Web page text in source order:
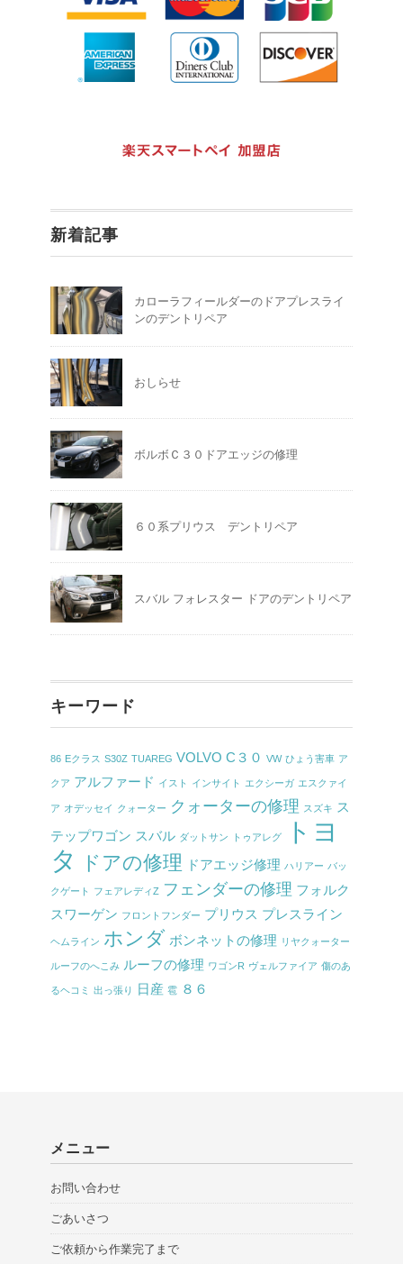
新着記事
カローラフィールダーのドアプレスライ
ンのデントリペア
おしらせ
ボルボＣ３０ドアエッジの修理
６０系プリウス デントリペア
スバル フォレスター ドアのデントリペア
キーワード
86 Eクラス S30Z TUAREG VOLVO C３０ VW ひょう害車 ア
クア アルファード イスト インサイト エクシーガ エスクァイ
ア オデッセイ クォーター クォーターの修理 スズキ ス
テップワゴン スバル ダットサン トゥアレグ
トヨ
タ
ドアの修理 ドアエッジ修理 ハリアー バッ
クゲート フェアレディZ フェンダーの修理 フォルク
スワーゲン フロントフンダー プリウス プレスライン
ヘムライン ホンダ ボンネットの修理 リヤクォーター
ルーフのへこみ ルーフの修理 ワゴンR ヴェルファイア 傷のあ
るヘコミ 出っ張り 日産 雹 ８６
メニュー
お問い合わせ
ごあいさつ
ご依頼から作業完了まで